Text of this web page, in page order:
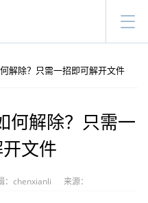
解除？只需一招即可解开文件
何解除？只需一
文件
：chenxianli 来源：